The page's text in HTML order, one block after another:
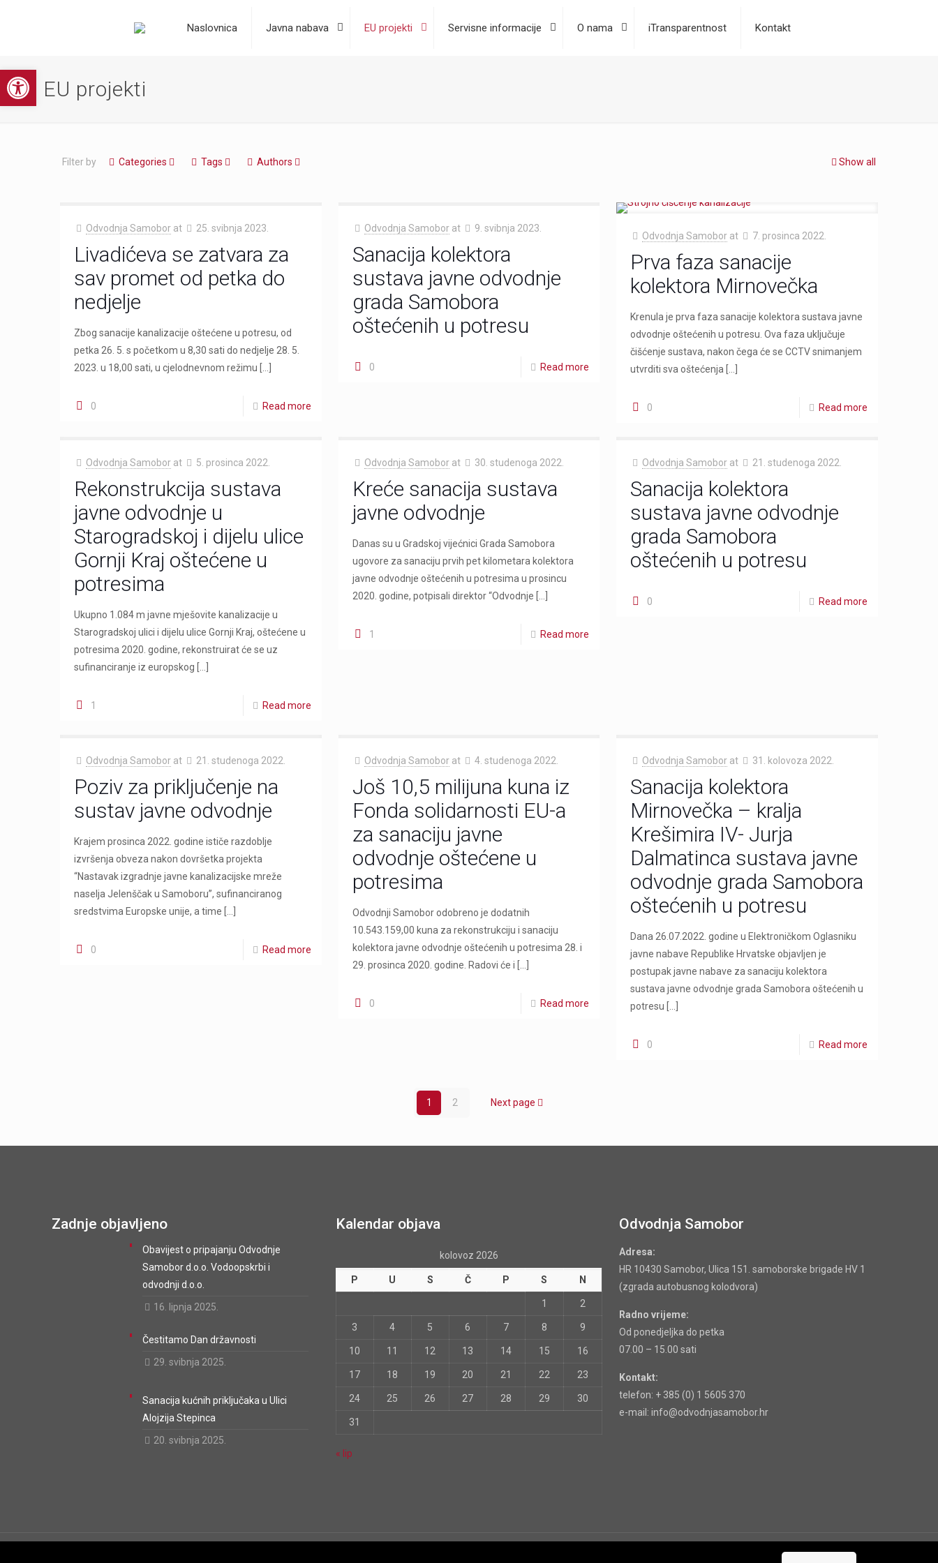
Open toolbar
Naslovnica Javna nabava EU projekti Servisne informacije O nama iTransparentnost Kontakt
EU projekti
Filter by Categories Tags Authors Show all
Odvodnja Samobor at 25. svibnja 2023.
Livadićeva se zatvara za
sav promet od petka do
nedjelje
Zbog sanacije kanalizacije oštećene u potresu, od
petka 26. 5. s početkom u 8,30 sati do nedjelje 28. 5.
2023. u 18,00 sati, u cjelodnevnom režimu
0 Read more
Odvodnja Samobor at 9. svibnja 2023.
Sanacija kolektora
sustava javne odvodnje
grada Samobora
oštećenih u potresu
0 Read more
Odvodnja Samobor at 7. prosinca 2022.
Prva faza sanacije
kolektora Mirnovečka
Krenula je prva faza sanacije kolektora sustava javne
odvodnje oštećenih u potresu. Ova faza uključuje
čišćenje sustava, nakon čega će se CCTV snimanjem
utvrditi sva oštećenja
0 Read more
Odvodnja Samobor at 5. prosinca 2022.
Rekonstrukcija sustava
javne odvodnje u
Starogradskoj i dijelu ulice
Gornji Kraj oštećene u
potresima
Ukupno 1.084 m javne mješovite kanalizacije u
Starogradskoj ulici i dijelu ulice Gornji Kraj, oštećene u
potresima 2020. godine, rekonstruirat će se uz
sufinanciranje iz europskog
1 Read more
Odvodnja Samobor at 30. studenoga 2022.
Kreće sanacija sustava
javne odvodnje
Danas su u Gradskoj vijećnici Grada Samobora
ugovore za sanaciju prvih pet kilometara kolektora
javne odvodnje oštećenih u potresima u prosincu
2020. godine, potpisali direktor “Odvodnje
1 Read more
Odvodnja Samobor at 21. studenoga 2022.
Sanacija kolektora
sustava javne odvodnje
grada Samobora
oštećenih u potresu
0 Read more
Odvodnja Samobor at 21. studenoga 2022.
Poziv za priključenje na
sustav javne odvodnje
Krajem prosinca 2022. godine ističe razdoblje
izvršenja obveza nakon dovršetka projekta
“Nastavak izgradnje javne kanalizacijske mreže
naselja Jelenščak u Samoboru”, sufinanciranog
sredstvima Europske unije, a time
0 Read more
Odvodnja Samobor at 4. studenoga 2022.
Još 10,5 milijuna kuna iz
Fonda solidarnosti EU-a
za sanaciju javne
odvodnje oštećene u
potresima
Odvodnji Samobor odobreno je dodatnih
10.543.159,00 kuna za rekonstrukciju i sanaciju
kolektora javne odvodnje oštećenih u potresima 28. i
29. prosinca 2020. godine. Radovi će i
0 Read more
Odvodnja Samobor at 31. kolovoza 2022.
Sanacija kolektora
Mirnovečka – kralja
Krešimira IV- Jurja
Dalmatinca sustava javne
odvodnje grada Samobora
oštećenih u potresu
Dana 26.07.2022. godine u Elektroničkom Oglasniku
javne nabave Republike Hrvatske objavljen je
postupak javne nabave za sanaciju kolektora
sustava javne odvodnje grada Samobora oštećenih u
potresu
0 Read more
1 2 Next page
Zadnje objavljeno
Obavijest o pripajanju Odvodnje
Samobor d.o.o. Vodoopskrbi i
odvodnji d.o.o.
16. lipnja 2025.
Čestitamo Dan državnosti
29. svibnja 2025.
Sanacija kućnih priključaka u Ulici
Alojzija Stepinca
20. svibnja 2025.
Kalendar objava
kolovoz 2026
P U S Č P S N
1 2
3 4 5 6 7 8 9
10 11 12 13 14 15 16
17 18 19 20 21 22 23
24 25 26 27 28 29 30
31
« lip
Odvodnja Samobor
Adresa:
HR 10430 Samobor, Ulica 151. samoborske brigade HV 1
(zgrada autobusnog kolodvora)
Radno vrijeme:
Od ponedjeljka do petka
07.00 – 15.00 sati
Kontakt:
telefon: + 385 (0) 1 5605 370
e-mail: info@odvodnjasamobor.hr